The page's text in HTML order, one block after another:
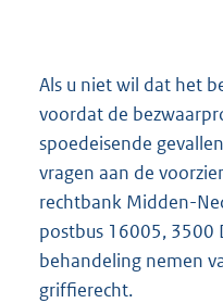
Als u niet wil dat het
voordat de
spoedeisende
vragen aan de
rechtbank Midden-
postbus 16005, 3500
behandeling nemen
griffierecht.